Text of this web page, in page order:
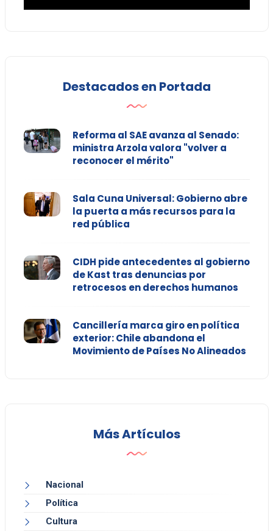
Destacados en Portada
Reforma al SAE avanza al Senado:
ministra Arzola valora "volver a
reconocer el mérito"
Sala Cuna Universal: Gobierno abre
la puerta a más recursos para la
red pública
CIDH pide antecedentes al gobierno
de Kast tras denuncias por
retrocesos en derechos humanos
Cancillería marca giro en política
exterior: Chile abandona el
Movimiento de Países No Alineados
Más Artículos
Nacional
Política
Cultura